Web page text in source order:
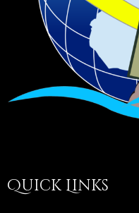
Quick Links